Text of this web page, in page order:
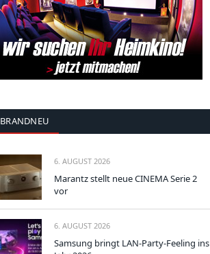
BRANDNEU
6. AUGUST 2026
Marantz stellt neue CINEMA Serie 2
vor
6. AUGUST 2026
Samsung bringt LAN-Party-Feeling ins